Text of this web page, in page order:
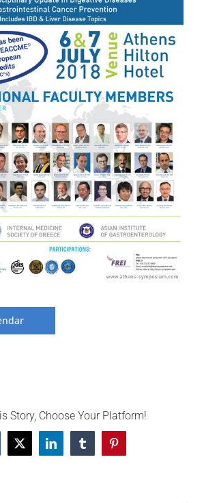
Story, Choose Your Platform!
X LinkedInTumblrPinterest